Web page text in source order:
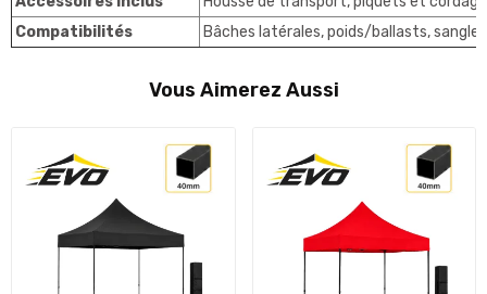
Compatibilités
Bâches latérales, poids/ballasts,
Vous Aimerez Aussi